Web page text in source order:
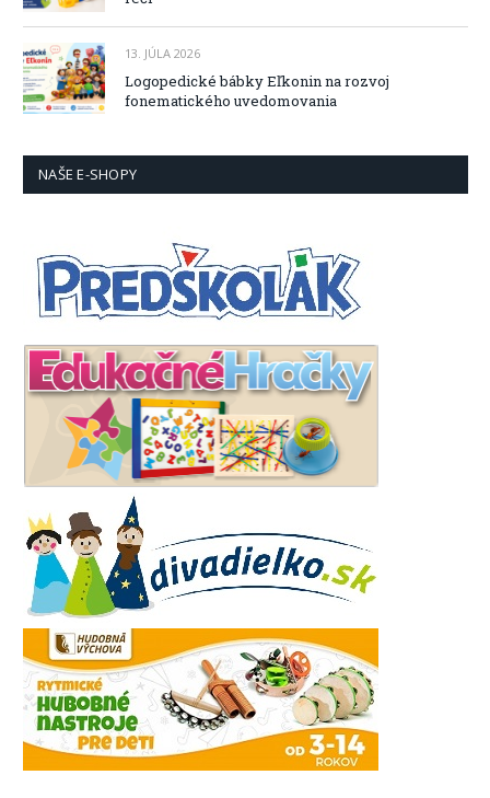
13. JÚLA 2026
Logopedické bábky Eľkonin na rozvoj
fonematického uvedomovania
NAŠE E-SHOPY